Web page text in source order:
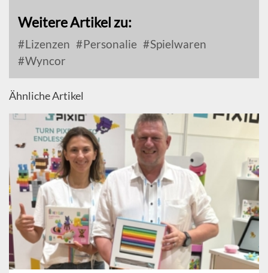
Weitere Artikel zu:
Lizenzen Personalie
Spielwaren
Wyncor
Ähnliche Artikel